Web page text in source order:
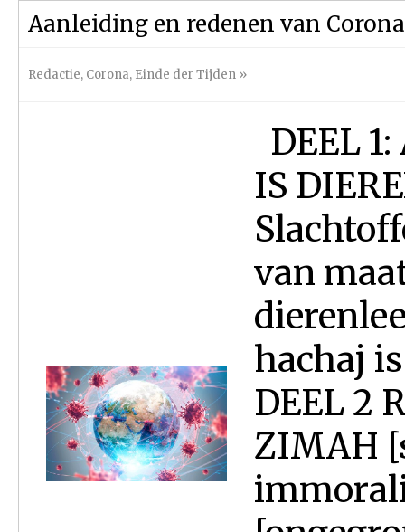
Aanleiding en redenen van Corona
Redactie, Corona, Einde der Tijden »
DEEL
IS
van
hachaj
DEEL 2
ZIMAH